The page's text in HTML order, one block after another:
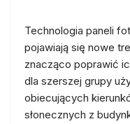
Technologia paneli
pojawiają się nowe
znacząco poprawić
dla szerszej grupy
obiecujących
słonecznych z